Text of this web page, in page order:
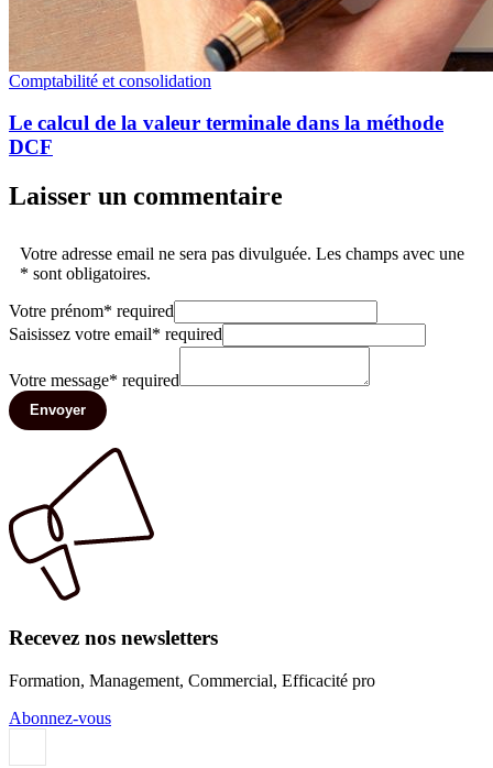
Comptabilité et consolidation
Le calcul de la valeur terminale dans la méthode
DCF
Laisser un commentaire
Votre adresse email ne sera pas divulguée. Les champs avec une
* sont obligatoires.
Votre prénom* required
Saisissez votre email* required
Votre message* required
Envoyer
Recevez nos newsletters
Formation, Management, Commercial, Efficacité pro
Abonnez-vous